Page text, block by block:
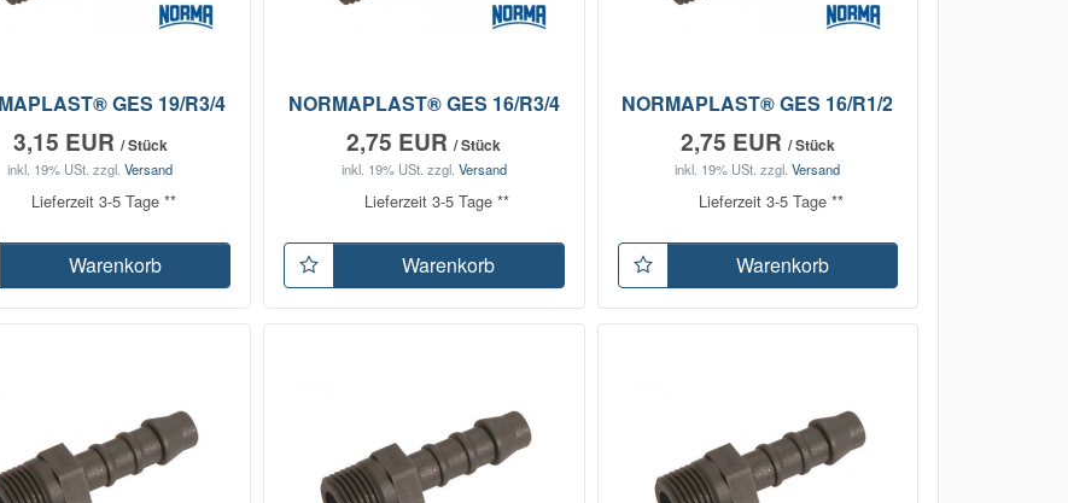
GES 19/R3/4
3,15 EUR / Stück
inkl. 19% USt. zzgl.Versand
Lieferzeit 3-5 Tage **
Warenkorb
NORMAPLAST® GES 16/R3/4
2,75 EUR/ Stück
inkl. 19% USt. zzgl. Versand
Lieferzeit 3-5 Tage **
Warenkorb
NORMAPLAST® GES 16/R1/2
2,75 EUR / Stück
inkl. 19% USt. zzgl.Versand
Lieferzeit 3-5 Tage **
Warenkorb